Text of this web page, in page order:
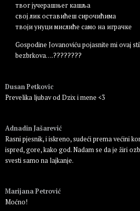
твог јучерашњег кашља
свој лик оставићеш сирочићима
твоји унуци мислиће само на играчке
Gospodine Jovanoviću pojasnite mi ovaj
bezbrkova….????????
Dusan Petkovic
Prevelika ljubav od Dzix i mene <3
Adnadin Jašarević
Rasni pjesnik, i iskreno, sudeći prema većini
ispred, gore, kako god. Nadam se da je žiri
svesti samo na lajkanje.
Marijana Petrović
Moćno!